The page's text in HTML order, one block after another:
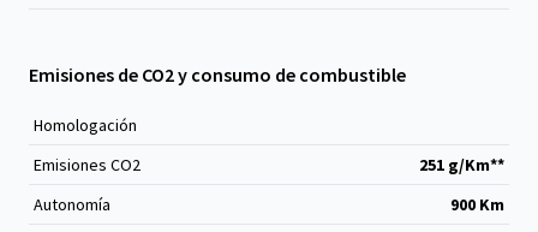
Emisiones de CO2 y consumo de combustible
Homologación
Emisiones CO2
251 g/Km**
Autonomía
900 Km